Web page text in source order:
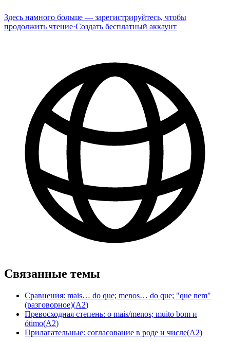
Здесь намного больше — зарегистрируйтесь, чтобы
продолжить чтение·Создать бесплатный аккаунт
Связанные темы
Сравнения: mais… do que; menos… do que; "que nem"
(разговорное)(A2)
Превосходная степень: o mais/menos; muito bom и
ótimo(A2)
Прилагательные: согласование в роде и числе(A2)